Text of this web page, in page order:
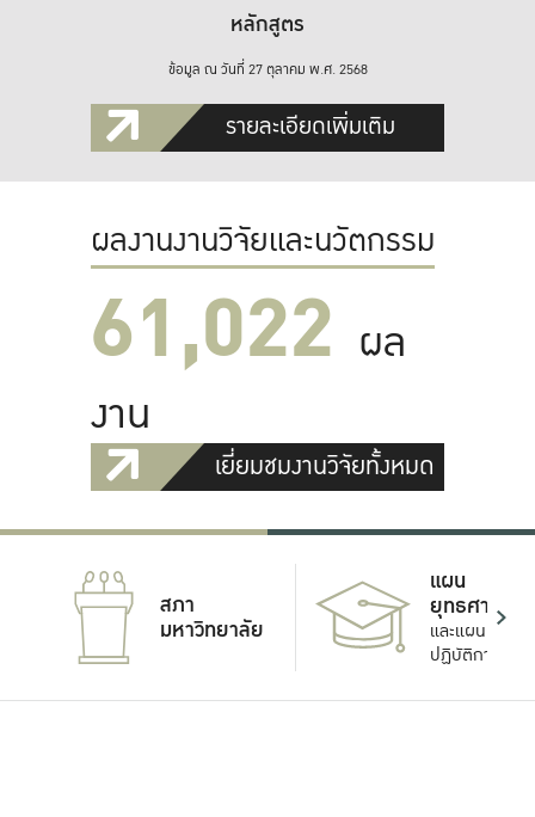
หลักสูตร
ข้อมูล ณ วันที่ 27 ตุลาคม พ.ศ. 2568
รายละเอียดเพิ่มเติม
ผลงานงานวิจัยและนวัตกรรม
61,022 ผล
งาน
เยี่ยมชมงานวิจัยทั้งหมด
สภา
มหาวิทยาลัย
แผน
ยุทธศาสตร์
และแผน
ปฏิบัติการ